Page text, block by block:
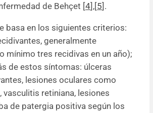
de Behçet [4] ,[5].
basa en los siguientes criterios:
generalmente
mínimo tres recidivas en un año);
de estos síntomas: úlceras
lesiones oculares como
vasculitis retiniana, lesiones
de patergia positiva según los